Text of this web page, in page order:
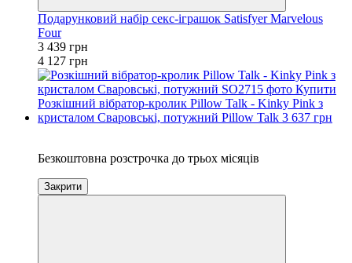
Подарунковий набір секс-іграшок Satisfyer Marvelous
Four
3 439 грн
4 127 грн
Безкоштовна розстрочка до трьох місяців
Закрити